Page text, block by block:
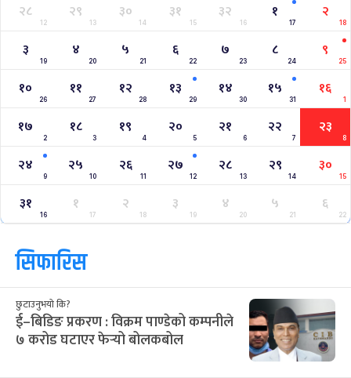
२८
12
२९
13
३०
14
३१
15
३२
16
१
17
२
18
३
19
४
20
५
21
६
22
७
23
८
24
९
25
१०
26
११
27
१२
28
१३
29
१४
30
१५
31
१६
1
१७
2
१८
3
१९
4
२०
5
२१
6
२२
7
२३
8
२४
9
२५
10
२६
11
२७
12
२८
13
२९
14
३०
15
३१
16
१
17
२
18
३
19
४
20
५
21
६
22
सिफारिस
छुटाउनुभयो कि?
ई–बिडिङ प्रकरण : विक्रम पाण्डेको कम्पनीले
७ करोड घटाएर फेर्‍यो बोलकबोल